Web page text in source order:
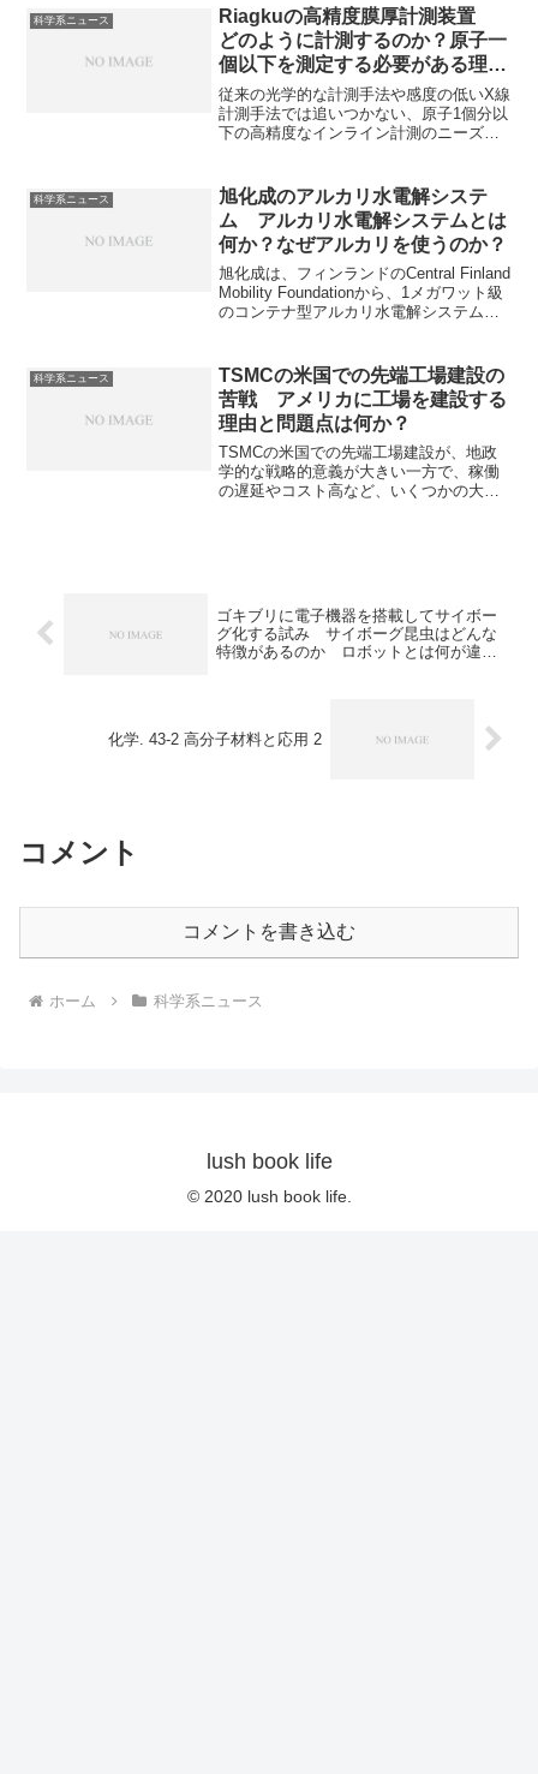
合発電の商業化に向けた大きな一歩であ
り、この分野の技術革新を加速させる可
能性を秘めています。CFSの特徴や
Googleが積極的に取り組む理由を知るこ
とができます。
科学系ニュース
Riagkuの高精度膜厚計測装置
どのように計測するのか？原子一
個以下を測定する必要がある理由
は？
従来の光学的な計測手法や感度の低いX線
計測手法では追いつかない、原子1個分以
下の高精度なインライン計測のニーズの
が必要な理由や測定の方法を知ることが
できます。
科学系ニュース
旭化成のアルカリ水電解システ
ム アルカリ水電解システムとは
何か？なぜアルカリを使うのか？
旭化成は、フィンランドのCentral Finland
Mobility Foundationから、1メガワット級
のコンテナ型アルカリ水電解システムを
気分解によって水から水素と酸素を生成
する装置です。アルカリを使用する理由
や課題について知ることができます。
科学系ニュース
TSMCの米国での先端工場建設の
苦戦 アメリカに工場を建設する
理由と問題点は何か？
TSMCの米国での先端工場建設が、地政
学的な戦略的意義が大きい一方で、稼働
の遅延やコスト高など、いくつかの大き
ゴキブリに電子機器を搭載してサイボー
グ化する試み サイボーグ昆虫はどんな
特徴があるのか ロボットとは何が違う
化学. 43‐2 高分子材料と応用 2
コメント
コメントを書き込む
ホーム 科学系ニュース
lush book life
© 2020 lush book life.